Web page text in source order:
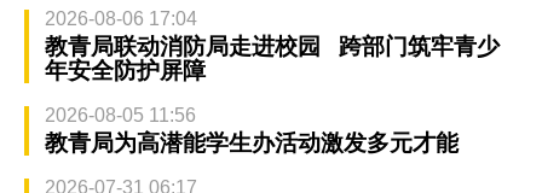
2026-08-06 17:04
教青局联动消防局走进校园 跨部门筑牢青少
年安全防护屏障
2026-08-05 11:56
教青局为高潜能学生办活动激发多元才能
2026-07-31 06:17